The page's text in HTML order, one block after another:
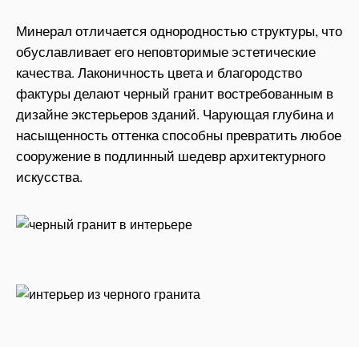
Минерал отличается однородностью структуры, что
обуславливает его неповторимые эстетические
качества. Лаконичность цвета и благородство
фактуры делают черный гранит востребованным в
дизайне экстерьеров зданий. Чарующая глубина и
насыщенность оттенка способны превратить любое
сооружение в подлинный шедевр архитектурного
искусства.